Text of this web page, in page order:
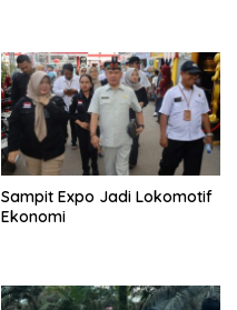
Sampit Expo Jadi Lokomotif
Ekonomi